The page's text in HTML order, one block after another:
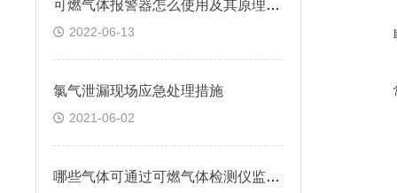
可燃气体报警器怎么使用及其原理介绍
2022-06-13
氯气泄漏现场应急处理措施
2021-06-02
哪些气体可通过可燃气体检测仪监测？